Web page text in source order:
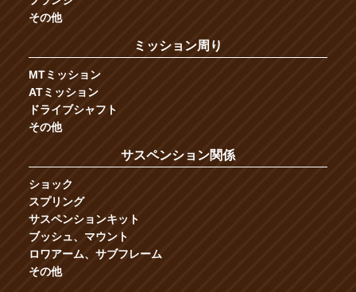
その他
ミッション周り
MTミッション
ATミッション
ドライブシャフト
その他
サスペンション関係
ショック
スプリング
サスペンションキット
ブッシュ、マウント
ロワアーム、サブフレーム
その他